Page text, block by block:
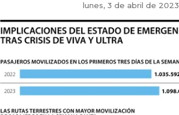
lunes, 3 de abril de 2023